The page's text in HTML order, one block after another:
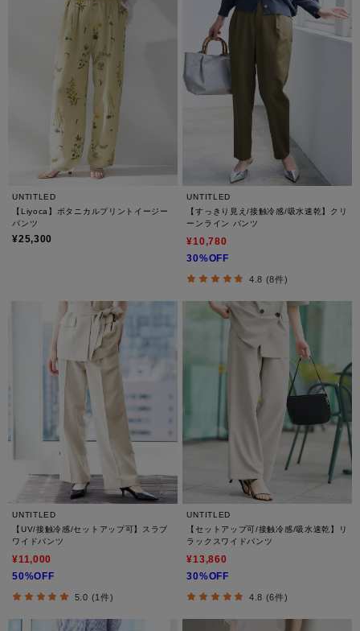
UNTITLED
【Liyoca】ボタニカルプリントイージー
パンツ
¥25,300
UNTITLED
【すっきり見え/接触冷感/吸水速乾】クリ
ーンライン パンツ
¥10,780
30%OFF
4.8 (8件)
UNTITLED
【UV/接触冷感/セットアップ可】スラブ
ワイドパンツ
¥11,000
50%OFF
5.0 (1件)
UNTITLED
【セットアップ可/接触冷感/吸水速乾】リ
ラックスワイドパンツ
¥13,860
30%OFF
4.8 (6件)